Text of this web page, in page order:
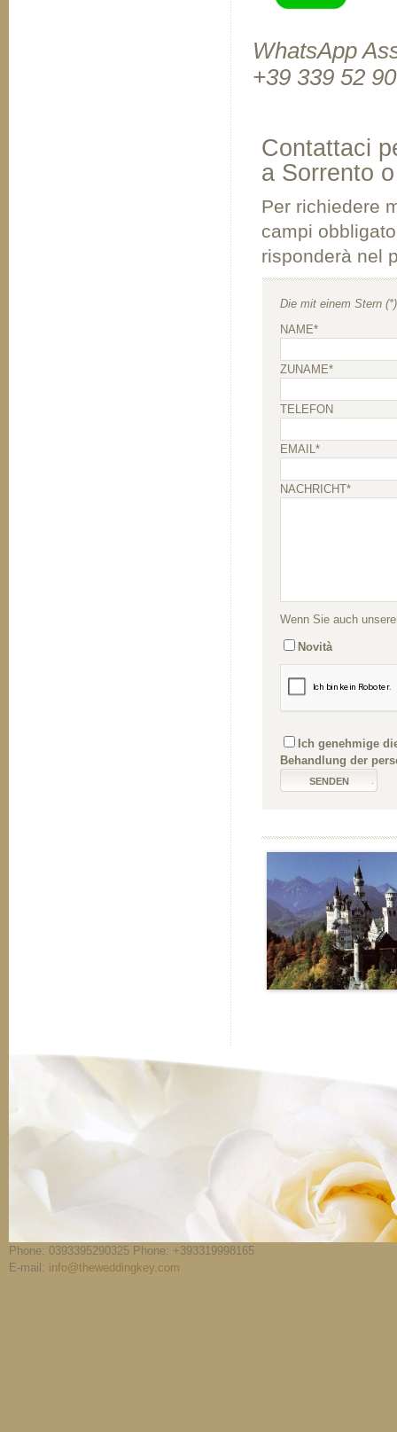
WhatsApp
+39 339 52
Contattaci
a Sorrento
Per richiedere
campi
risponderà nel
Die mit einem Stern
NAME*
ZUNAME*
TELEFON
EMAIL*
NACHRICHT*
Wenn Sie auch
Novità
Ich genehmige
Behandlung der
Phone: 0393395290325 Phone: +393319998165
E-mail: info@theweddingkey.com